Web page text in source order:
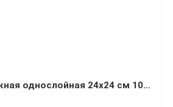
Салфетка бумажная однослойная 24х24 см 1000 листов белая барная